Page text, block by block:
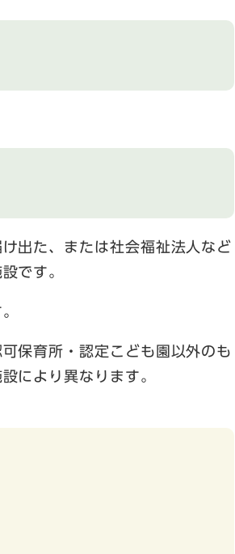
出た、または社会福祉法人など
です。
保育所・認定こども園以外のも
により異なります。